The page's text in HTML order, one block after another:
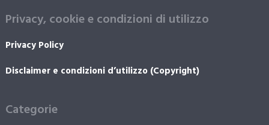
Privacy, cookie e condizioni di utilizzo
Privacy Policy
Disclaimer e condizioni d’utilizzo (Copyright)
Categorie